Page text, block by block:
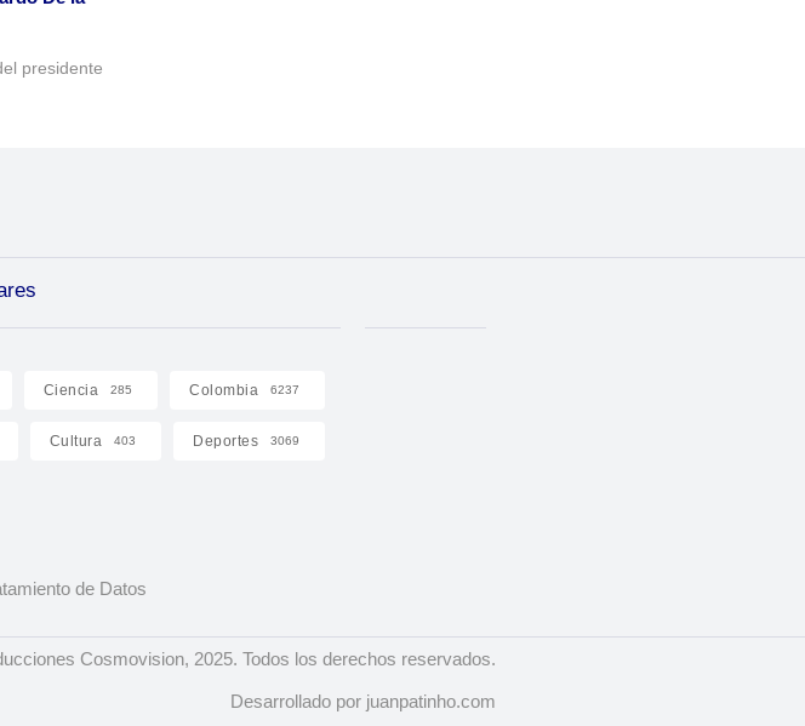
presidente
Ciencia 285 Colombia 6237
Cultura 403 Deportes 3069
de Datos
Cosmovision, 2025. Todos los derechos reservados.
Desarrollado por juanpatinho.com